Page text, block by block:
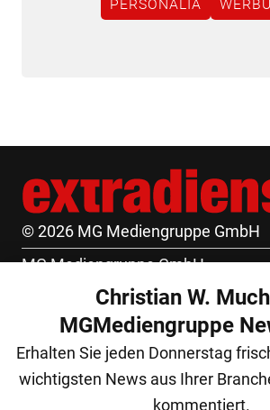
© 2026 MG Mediengruppe GmbH
MG Mediengruppe GmbH
Burgring 1/7
1010 Wien
+43 (1) 522 14 14
office@mgmedien.at
Christian W.
MGMediengruppe
Erhalten Sie jeden Donnerstag
wichtigsten News aus Ihrer
kommentiert.